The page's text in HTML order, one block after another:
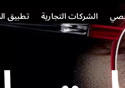
الشركات التجارية تطبيق